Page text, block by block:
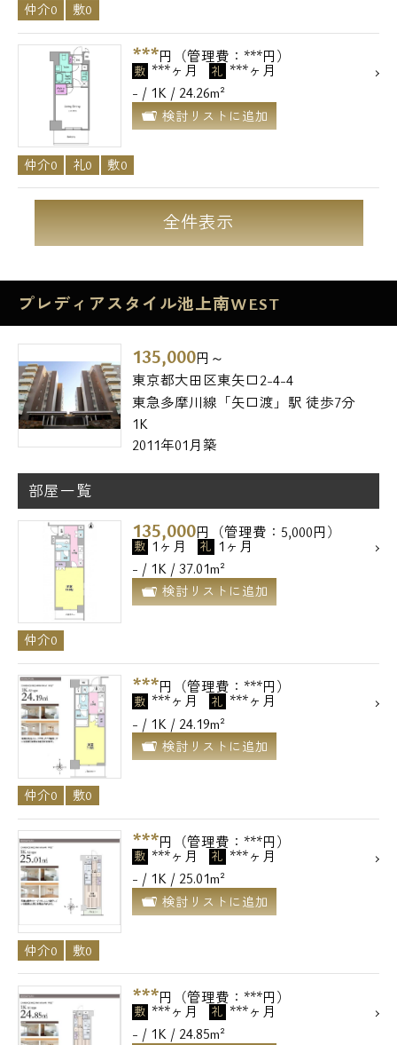
仲介0 敷0
***円（管理費：***円）
敷 ***ヶ月 礼 ***ヶ月
- / 1K / 24.26m²
検討リストに追加
仲介0 礼0 敷0
全件表示
プレディアスタイル池上南WEST
135,000円～
東京都大田区東矢口2-4-4
東急多摩川線「矢口渡」駅 徒歩7分
1K
2011年01月築
部屋一覧
135,000円（管理費：5,000円）
敷 1ヶ月 礼 1ヶ月
- / 1K / 37.01m²
検討リストに追加
仲介0
***円（管理費：***円）
敷 ***ヶ月 礼 ***ヶ月
- / 1K / 24.19m²
検討リストに追加
仲介0 敷0
***円（管理費：***円）
敷 ***ヶ月 礼 ***ヶ月
- / 1K / 25.01m²
検討リストに追加
仲介0 敷0
***円（管理費：***円）
敷 ***ヶ月 礼 ***ヶ月
- / 1K / 24.85m²